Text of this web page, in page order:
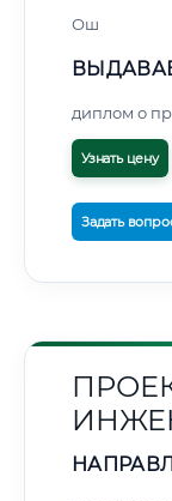
Ош
диплом о
Узнать цену
Задать